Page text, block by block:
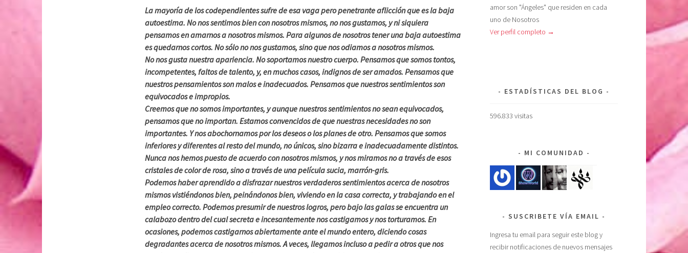
La mayoría de los codependientes sufre de esa vaga pero penetrante aflicción que es la baja
autoestima. No nos sentimos bien con nosotros mismos, no nos gustamos, y ni siquiera
pensamos en amarnos a nosotros mismos. Para algunos de nosotros tener una baja autoestima
es quedarnos cortos. No sólo no nos gustamos, sino que nos odiamos a nosotros mismos.
No nos gusta nuestra apariencia. No soportamos nuestro cuerpo. Pensamos que somos tontos,
incompetentes, faltos de talento, y, en muchos casos, indignos de ser amados. Pensamos que
nuestros pensamientos son malos e inadecuados. Pensamos que nuestros sentimientos son
equivocados e impropios.
Creemos que no somos importantes, y aunque nuestros sentimientos no sean equivocados,
pensamos que no importan. Estamos convencidos de que nuestras necesidades no son
importantes. Y nos abochornamos por los deseos o los planes de otro. Pensamos que somos
inferiores y diferentes al resto del mundo, no únicos, sino bizarra e inadecuadamente distintos.
Nunca nos hemos puesto de acuerdo con nosotros mismos, y nos miramos no a través de esos
cristales de color de rosa, sino a través de una película sucia, marrón-gris.
Podemos haber aprendido a disfrazar nuestros verdaderos sentimientos acerca de nosotros
mismos vistiéndonos bien, peinándonos bien, viviendo en la casa correcta, y trabajando en el
empleo correcto. Podemos presumir de nuestros logros, pero bajo las galas se encuentra un
calabozo dentro del cual secreta e incesantemente nos castigamos y nos torturamos. En
ocasiones, podemos castigarnos abiertamente ante el mundo entero, diciendo cosas
degradantes acerca de nosotros mismos. A veces, llegamos incluso a pedir a otros que nos
amor son "Ángeles" que residen en cada
uno de Nosotros
Ver perfil completo →
ESTADÍSTICAS DEL BLOG
596.833 visitas
MI COMUNIDAD
SUSCRIBETE VÍA EMAIL
Ingresa tu email para seguir este blog y
recibir notificaciones de nuevos mensajes